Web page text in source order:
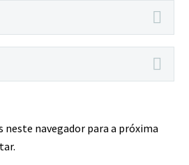
neste navegador para a próxima